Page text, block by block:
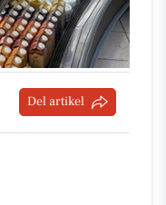
Del artikel